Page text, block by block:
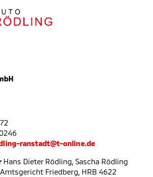
ranstadt@t-online.de
Hans Dieter Rödling, Sascha Rödling
Amtsgericht Friedberg, HRB 4622